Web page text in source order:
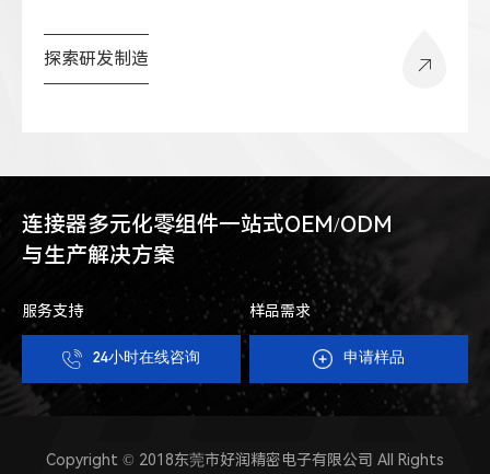
探索研发制造
连接器多元化零组件一站式OEM/ODM
与生产解决方案
服务支持
24小时在线咨询
样品需求
申请样品
Copyright © 2018东莞市好润精密电子有限公司 All Rights